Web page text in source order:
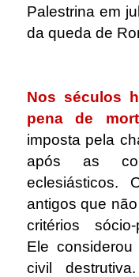
Palestrina em
da queda de
Nos séculos
pena de
imposta pela
após as
eclesiásticos.
antigos que
critérios sócio-
Ele
civil